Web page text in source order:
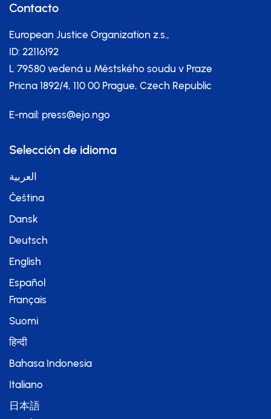
Contacto
European Justice Organization z.s.,
ID: 22116192
L 79580 vedená u Městského soudu v Praze
Pricna 1892/4, 110 00 Prague, Czech Republic
E-mail: press@ejo.ngo
Selección de idioma
العربية
Čeština
Dansk
Deutsch
English
Español
Français
Suomi
हिन्दी
Bahasa Indonesia
Italiano
日本語